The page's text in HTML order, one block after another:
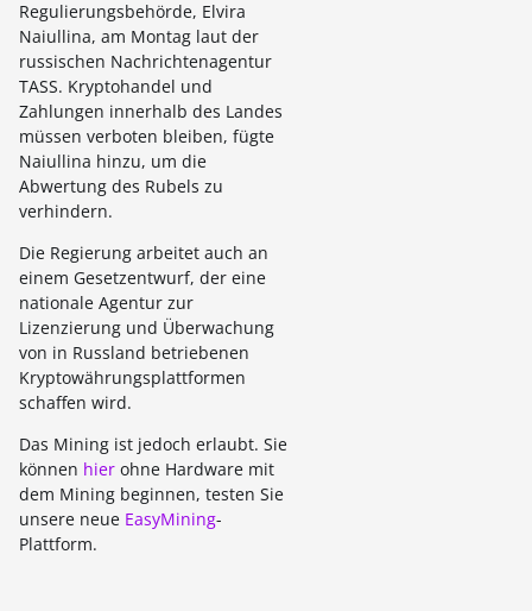
Regulierungsbehörde, Elvira
Naiullina, am Montag laut der
russischen Nachrichtenagentur
TASS. Kryptohandel und
Zahlungen innerhalb des Landes
müssen verboten bleiben, fügte
Naiullina hinzu, um die
Abwertung des Rubels zu
verhindern.
Die Regierung arbeitet auch an
einem Gesetzentwurf, der eine
nationale Agentur zur
Lizenzierung und Überwachung
von in Russland betriebenen
Kryptowährungsplattformen
schaffen wird.
Das Mining ist jedoch erlaubt. Sie
können hier ohne Hardware mit
dem Mining beginnen, testen Sie
unsere neue EasyMining-
Plattform.